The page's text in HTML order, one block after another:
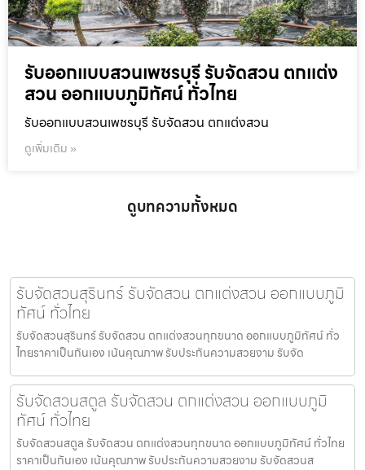
รับออกแบบสวนเพชรบุรี รับจัดสวน ตกแต่ง
สวน ออกแบบภูมิทัศน์ ทั่วไทย
รับออกแบบสวนเพชรบุรี รับจัดสวน ตกแต่งสวน
ดูเพิ่มเติม »
ดูบทความทั้งหมด
รับจัดสวนสุรินทร์ รับจัดสวน ตกแต่งสวน ออกแบบภูมิ
ทัศน์ ทั่วไทย
รับจัดสวนสุรินทร์ รับจัดสวน ตกแต่งสวนทุกขนาด ออกแบบภูมิทัศน์ ทั่ว
ไทยราคาเป็นกันเอง เน้นคุณภาพ รับประกันความสวยงาม รับจัด
รับจัดสวนสตูล รับจัดสวน ตกแต่งสวน ออกแบบภูมิ
ทัศน์ ทั่วไทย
รับจัดสวนสตูล รับจัดสวน ตกแต่งสวนทุกขนาด ออกแบบภูมิทัศน์ ทั่วไทย
ราคาเป็นกันเอง เน้นคุณภาพ รับประกันความสวยงาม รับจัดสวนส